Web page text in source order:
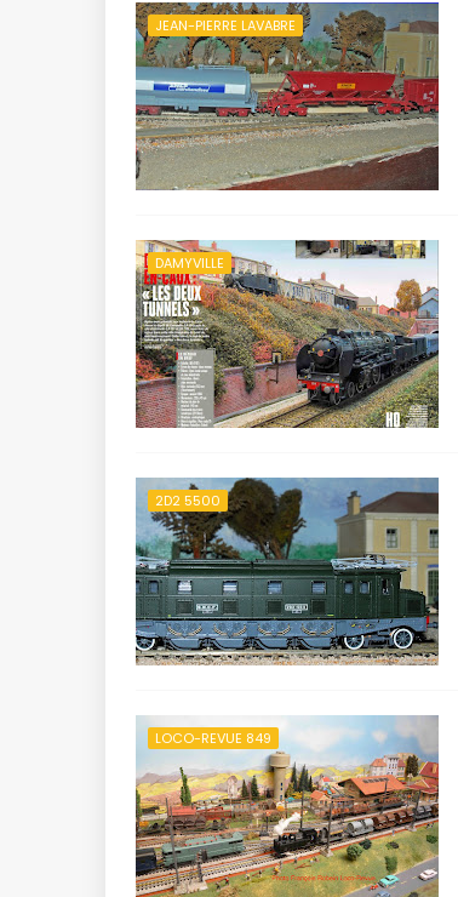
JEAN-PIERRE LAVABRE
DAMYVILLE
2D2 5500
LOCO-REVUE 849